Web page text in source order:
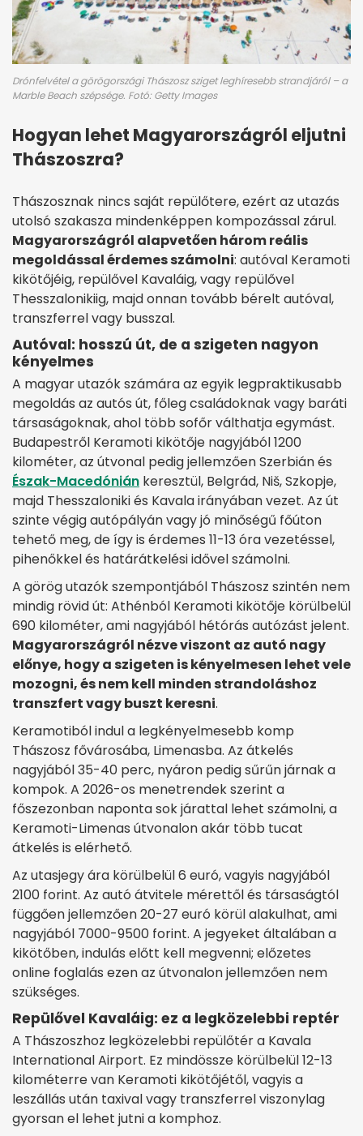
Drónfelvétel a görögországi Thászosz sziget leghíresebb strandjáról – a
Marble Beach szépsége. Fotó: Getty Images
Hogyan lehet Magyarországról eljutni
Thászoszra?
Thászosznak nincs saját repülőtere, ezért az utazás
utolsó szakasza mindenképpen kompozással zárul.
Magyarországról alapvetően három reális
megoldással érdemes számolni: autóval Keramoti
kikötőjéig, repülővel Kavaláig, vagy repülővel
Thesszalonikiig, majd onnan tovább bérelt autóval,
transzferrel vagy busszal.
Autóval: hosszú út, de a szigeten nagyon
kényelmes
A magyar utazók számára az egyik legpraktikusabb
megoldás az autós út, főleg családoknak vagy baráti
társaságoknak, ahol több sofőr válthatja egymást.
Budapestről Keramoti kikötője nagyjából 1200
kilométer, az útvonal pedig jellemzően Szerbián és
Észak-Macedónián keresztül, Belgrád, Niš, Szkopje,
majd Thesszaloniki és Kavala irányában vezet. Az út
szinte végig autópályán vagy jó minőségű főúton
tehető meg, de így is érdemes 11-13 óra vezetéssel,
pihenőkkel és határátkelési idővel számolni.
A görög utazók szempontjából Thászosz szintén nem
mindig rövid út: Athénból Keramoti kikötője körülbelül
690 kilométer, ami nagyjából hétórás autózást jelent.
Magyarországról nézve viszont az autó nagy
előnye, hogy a szigeten is kényelmesen lehet vele
mozogni, és nem kell minden strandoláshoz
transzfert vagy buszt keresni.
Keramotiból indul a legkényelmesebb komp
Thászosz fővárosába, Limenasba. Az átkelés
nagyjából 35-40 perc, nyáron pedig sűrűn járnak a
kompok. A 2026-os menetrendek szerint a
főszezonban naponta sok járattal lehet számolni, a
Keramoti-Limenas útvonalon akár több tucat
átkelés is elérhető.
Az utasjegy ára körülbelül 6 euró, vagyis nagyjából
2100 forint. Az autó átvitele mérettől és társaságtól
függően jellemzően 20-27 euró körül alakulhat, ami
nagyjából 7000-9500 forint. A jegyeket általában a
kikötőben, indulás előtt kell megvenni; előzetes
online foglalás ezen az útvonalon jellemzően nem
szükséges.
Repülővel Kavaláig: ez a legközelebbi reptér
A Thászoszhoz legközelebbi repülőtér a Kavala
International Airport. Ez mindössze körülbelül 12-13
kilométerre van Keramoti kikötőjétől, vagyis a
leszállás után taxival vagy transzferrel viszonylag
gyorsan el lehet jutni a komphoz.